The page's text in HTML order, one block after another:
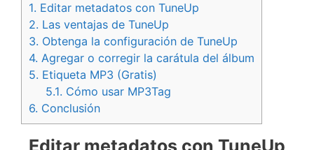
1. Editar metadatos con TuneUp
2. Las ventajas de TuneUp
3. Obtenga la configuración de TuneUp
4. Agregar o corregir la carátula del álbum
5. Etiqueta MP3 (Gratis)
5.1. Cómo usar MP3Tag
6. Conclusión